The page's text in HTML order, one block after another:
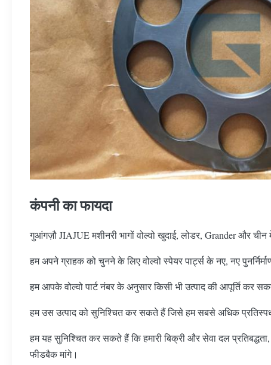
कंपनी का फायदा
गुआंगज़ौ JIAJUE मशीनरी भागों वोल्वो खुदाई, लोडर, Grander और
हम अपने ग्राहक को चुनने के लिए वोल्वो स्पेयर पार्ट्स के नए, नए
हम आपके वोल्वो पार्ट नंबर के अनुसार किसी भी उत्पाद की आपूर्ति कर
हम उस उत्पाद को सुनिश्चित कर सकते हैं जिसे हम सबसे अधिक
हम यह सुनिश्चित कर सकते हैं कि हमारी बिक्री और सेवा दल
फीडबैक मांगे।